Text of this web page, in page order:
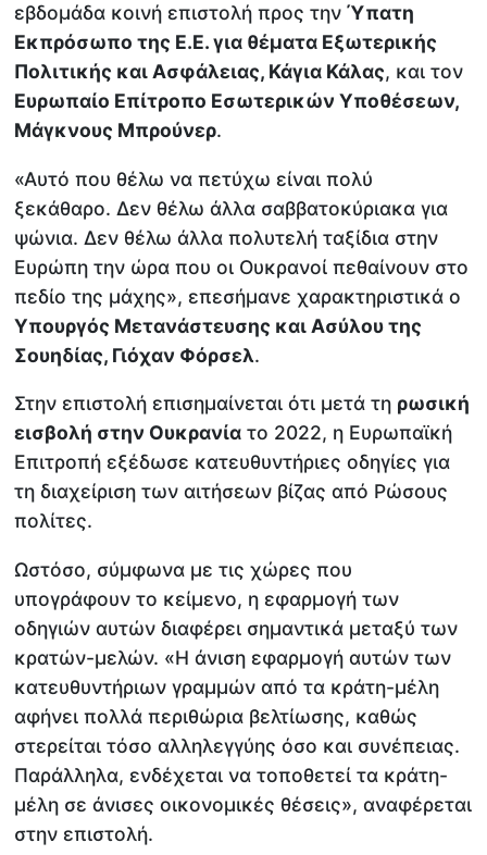
εβδομάδα κοινή επιστολή προς τηνΎπατη
Εκπρόσωπο της Ε.Ε. για θέματα Εξωτερικής
Πολιτικής και Ασφάλειας, Κάγια Κάλας, και τον
Ευρωπαίο Επίτροπο Εσωτερικών Υποθέσεων,
Μάγκνους Μπρούνερ.
«Αυτό που θέλω να πετύχω είναι πολύ
ξεκάθαρο. Δεν θέλω άλλα σαββατοκύριακα για
ψώνια. Δεν θέλω άλλα πολυτελή ταξίδια στην
Ευρώπη την ώρα που οι Ουκρανοί πεθαίνουν στο
πεδίο της μάχης», επεσήμανε χαρακτηριστικά ο
Υπουργός Μετανάστευσης και Ασύλου της
Σουηδίας, Γιόχαν Φόρσελ.
Στην επιστολή επισημαίνεται ότι μετά τη ρωσική
εισβολή στην Ουκρανία το 2022, η Ευρωπαϊκή
Επιτροπή εξέδωσε κατευθυντήριες οδηγίες για
τη διαχείριση των αιτήσεων βίζας από Ρώσους
πολίτες.
Ωστόσο, σύμφωνα με τις χώρες που
υπογράφουν το κείμενο, η εφαρμογή των
οδηγιών αυτών διαφέρει σημαντικά μεταξύ των
κρατών-μελών. «Η άνιση εφαρμογή αυτών των
κατευθυντήριων γραμμών από τα κράτη-μέλη
αφήνει πολλά περιθώρια βελτίωσης, καθώς
στερείται τόσο αλληλεγγύης όσο και συνέπειας.
Παράλληλα, ενδέχεται να τοποθετεί τα κράτη-
μέλη σε άνισες οικονομικές θέσεις», αναφέρεται
στην επιστολή.